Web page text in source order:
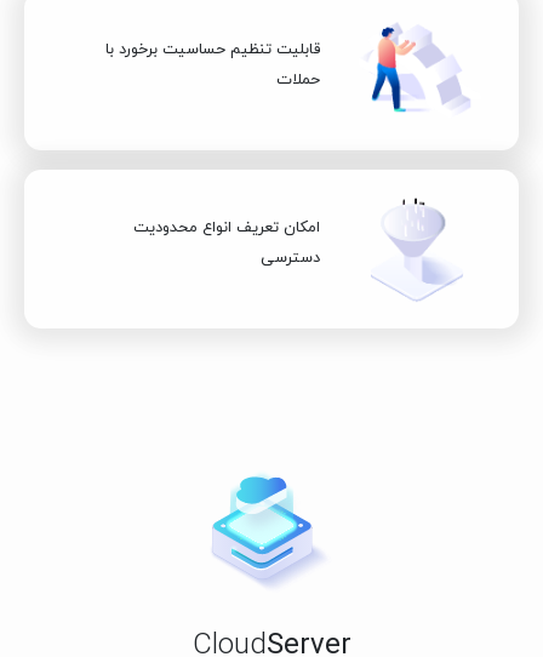
قابلیت تنظیم حساسیت برخورد با
حملات
امکان تعریف انواع محدودیت
دسترسی
CloudServer